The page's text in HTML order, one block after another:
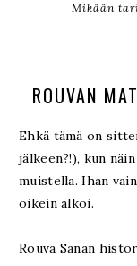
Mikään
ROUVAN
Ehkä tämä on
jälkeen?!), kun
muistella. Ihan
oikein alkoi.
Rouva Sanan